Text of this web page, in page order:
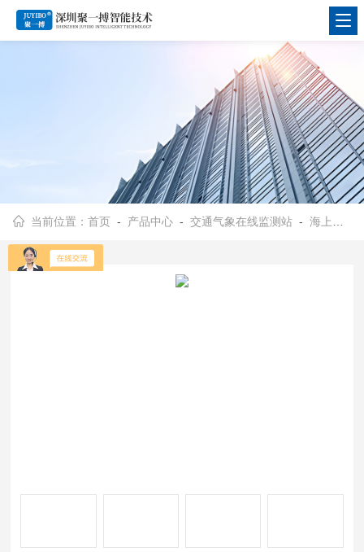
当前位置：首页 - 产品中心 -交通气象在线监测站 -海上巡航能见度气象监测系统